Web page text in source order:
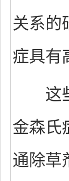
关系的
症具有
这些
金森氏
通除草